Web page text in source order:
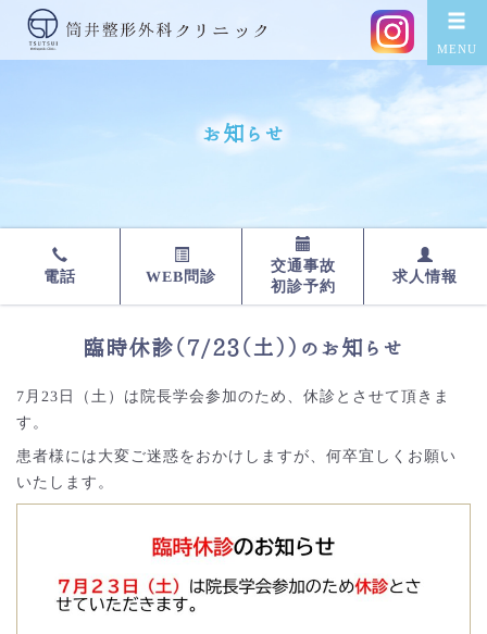
お知らせ
電話 WEB問診
交通事故
初診予約
求人情報
臨時休診（7/23（土））のお知らせ
7月23日（土）は院長学会参加のため、休診とさせて頂きま
す。
患者様には大変ご迷惑をおかけしますが、何卒宜しくお願い
いたします。